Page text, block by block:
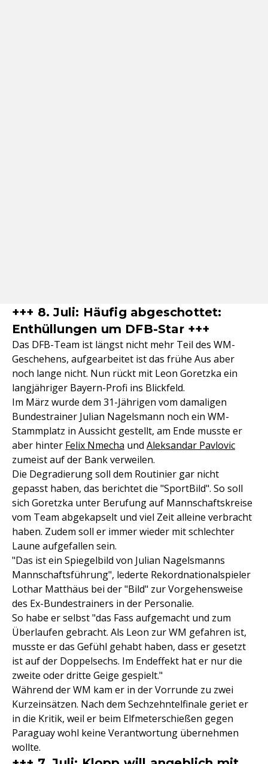
+++ 8. Juli: Häufig abgeschottet:
Enthüllungen um DFB-Star +++
Das DFB-Team ist längst nicht mehr Teil des WM-
Geschehens, aufgearbeitet ist das frühe Aus aber
noch lange nicht. Nun rückt mit Leon Goretzka ein
langjähriger Bayern-Profi ins Blickfeld.
Im März wurde dem 31-Jährigen vom damaligen
Bundestrainer Julian Nagelsmann noch ein WM-
Stammplatz in Aussicht gestellt, am Ende musste er
aber hinter Felix Nmecha und Aleksandar Pavlovic
zumeist auf der Bank verweilen.
Die Degradierung soll dem Routinier gar nicht
gepasst haben, das berichtet die "SportBild". So soll
sich Goretzka unter Berufung auf Mannschaftskreise
vom Team abgekapselt und viel Zeit alleine verbracht
haben. Zudem soll er immer wieder mit schlechter
Laune aufgefallen sein.
"Das ist ein Spiegelbild von Julian Nagelsmanns
Mannschaftsführung", lederte Rekordnationalspieler
Lothar Matthäus bei der "Bild" zur Vorgehensweise
des Ex-Bundestrainers in der Personalie.
So habe er selbst "das Fass aufgemacht und zum
Überlaufen gebracht. Als Leon zur WM gefahren ist,
musste er das Gefühl gehabt haben, dass er gesetzt
ist auf der Doppelsechs. Im Endeffekt hat er nur die
zweite oder dritte Geige gespielt."
Während der WM kam er in der Vorrunde zu zwei
Kurzeinsätzen. Nach dem Sechzehntelfinale geriet er
in die Kritik, weil er beim Elfmeterschießen gegen
Paraguay wohl keine Verantwortung übernehmen
wollte.